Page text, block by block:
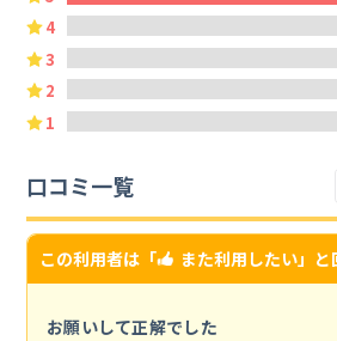
4
3
2
1
口コミ一覧
この利用者は「 また利用したい」と
お願いして正解でした